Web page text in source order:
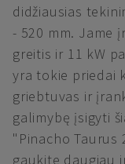
didžiausias
- 520 mm. Jame
greitis ir 11 kW
yra tokie priedai
griebtuvas ir
galimybę įsigyti
"Pinacho Taurus
gaukite daugiau